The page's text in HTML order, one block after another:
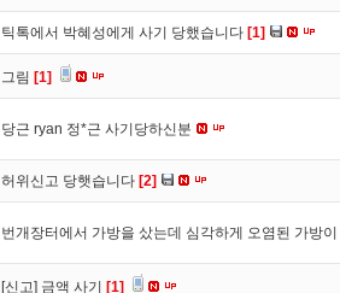
틱톡에서 박혜성에게 사기 당했습니다 [1]
그림 [1]
당근 ryan 정*근 사기당하신분
허위신고 당햇습니다 [2]
번개장터에서 가방을 샀는데 심각하게 오염된 가방
[신고] 금액 사기 [1]